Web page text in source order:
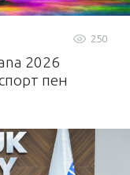
250
2026
пен